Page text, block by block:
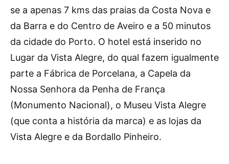
se a apenas 7 kms das praias da Costa Nova e
da Barra e do Centro de Aveiro e a 50 minutos
da cidade do Porto. O hotel está inserido no
Lugar da Vista Alegre, do qual fazem igualmente
parte a Fábrica de Porcelana, a Capela da
Nossa Senhora da Penha de França
(Monumento Nacional), o Museu Vista Alegre
(que conta a história da marca) e as lojas da
Vista Alegre e da Bordallo Pinheiro.